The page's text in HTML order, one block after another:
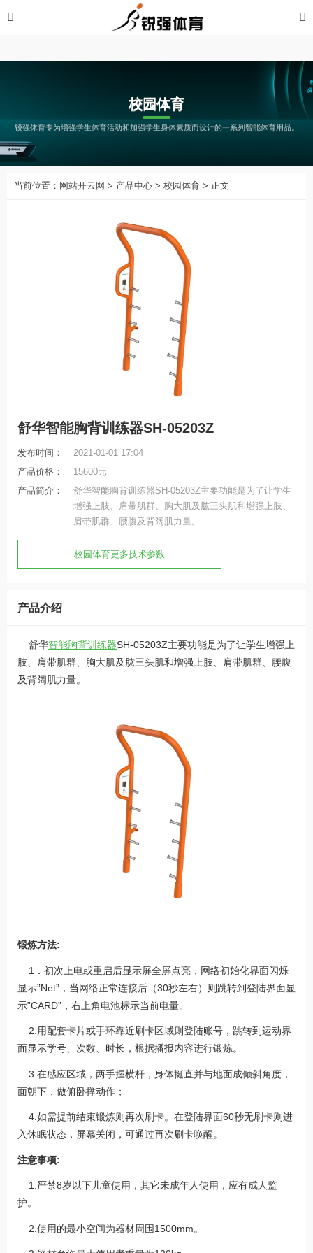
开云网
校园体育
锐强体育专为增强学生体育活动和加强学生身体素质而设计的一系列智能体育用品。
当前位置： 网站开云网 > 产品中心 > 校园体育 > 正文
舒华智能胸背训练器SH-05203Z
发布时间：
2021-01-01 17:04
产品价格：
15600元
产品简介：
舒华智能胸背训练器SH-05203Z主要功能是为了让学生
增强上肢、肩带肌群、胸大肌及肱三头肌和增强上肢、
肩带肌群、腰腹及背阔肌力量。
校园体育更多技术参数
产品介绍
舒华智能胸背训练器SH-05203Z主要功能是为了让学生增强上
肢、肩带肌群、胸大肌及肱三头肌和增强上肢、肩带肌群、腰腹
及背阔肌力量。
锻炼方法:
1．初次上电或重启后显示屏全屏点亮，网络初始化界面闪烁
显示”Net”，当网络正常连接后（30秒左右）则跳转到登陆界面显
示”CARD”，右上角电池标示当前电量。
2.用配套卡片或手环靠近刷卡区域则登陆账号，跳转到运动界
面显示学号、次数、时长，根据播报内容进行锻炼。
3.在感应区域，两手握横杆，身体挺直并与地面成倾斜角度，
面朝下，做俯卧撑动作；
4.如需提前结束锻炼则再次刷卡。在登陆界面60秒无刷卡则进
入休眠状态，屏幕关闭，可通过再次刷卡唤醒。
注意事项:
1.严禁8岁以下儿童使用，其它未成年人使用，应有成人监
护。
2.使用的最小空间为器材周围1500mm。